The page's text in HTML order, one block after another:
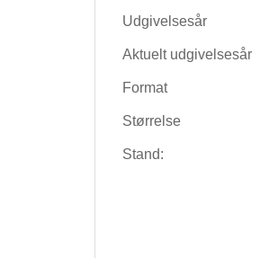
Udgivelsesår
Aktuelt udgivelsesår
Format
Størrelse
Stand: